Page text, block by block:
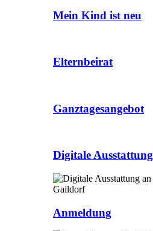
Mein Kind ist neu
Elternbeirat
Ganztagesangebot
Digitale Ausstattung
Anmeldung